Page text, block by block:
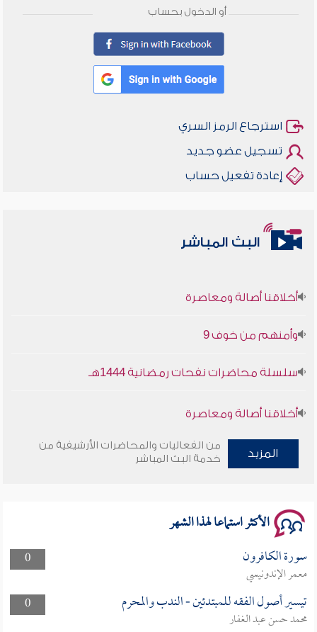
أو الدخول بحساب
استرجاع الرمز السري
تسجيل عضو جديد
إعادة تفعيل حساب
البث المباشر
أخلاقنا أصالة ومعاصرة
وأمنهم من خوف 9
سلسلة محاضرات نفحات رمضانية 1444هـ
أخلاقنا أصالة ومعاصرة
وأمنهم من خوف 9
المزيد
من الفعاليات والمحاضرات الأرشيفية من
خدمة البث المباشر
الأكثر استماعا لهذا الشهر
0 سورة الكافرون
معمر الإندونيسي
0
تيسير أصول الفقه للمبتدئين - الندب والمحرم
محمد حسن عبد الغفار